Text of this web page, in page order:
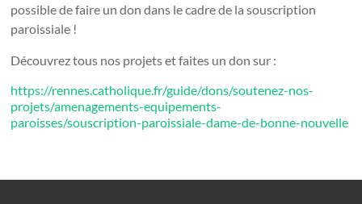
possible de faire un don dans le cadre de la souscription
paroissiale !
Découvrez tous nos projets et faites un don sur :
https://rennes.catholique.fr/guide/dons/soutenez-nos-
projets/amenagements-equipements-
paroisses/souscription-paroissiale-dame-de-bonne-nouvelle